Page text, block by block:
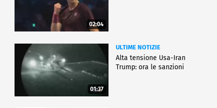
02:04
01:37
ULTIME NOTIZIE
Alta tensione Usa-Iran
Trump: ora le sanzioni